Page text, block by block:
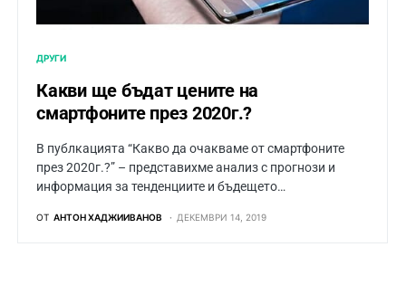
ДРУГИ
Какви ще бъдат цените на
смартфоните през 2020г.?
В публкацията “Какво да очакваме от смартфоните
през 2020г.?” – представихме анализ с прогнози и
информация за тенденциите и бъдещето…
ОТ АНТОН ХАДЖИИВАНОВ ДЕКЕМВРИ 14, 2019